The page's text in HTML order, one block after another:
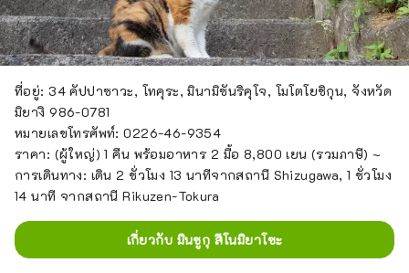
ที่อยู่: 34 คัปปาซาวะ, โทคุระ, มินามิซันริคุโจ, โมโตโยชิกุน, จังหวัด
มิยางิ 986-0781
หมายเลขโทรศัพท์: 0226-46-9354
ราคา: (ผู้ใหญ่) 1 คืน พร้อมอาหาร 2 มื้อ 8,800 เยน (รวมภาษี) ~
การเดินทาง: เดิน 2 ชั่วโมง 13 นาทีจากสถานี Shizugawa, 1 ชั่วโมง
14 นาที จากสถานี Rikuzen-Tokura
เกี่ยวกับ มินชูกุ สึโนมิยาโซะ